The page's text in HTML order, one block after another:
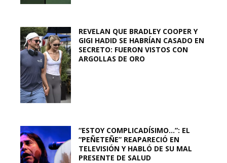
REVELAN QUE BRADLEY COOPER Y
GIGI HADID SE HABRÍAN CASADO EN
SECRETO: FUERON VISTOS CON
ARGOLLAS DE ORO
“ESTOY COMPLICADÍSIMO…”: EL
“PEÑETEÑE” REAPARECIÓ EN
TELEVISIÓN Y HABLÓ DE SU MAL
PRESENTE DE SALUD